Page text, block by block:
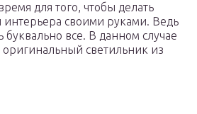
для того, чтобы делать
своими руками. Ведь
буквально все. В данном случае
оригинальный светильник из